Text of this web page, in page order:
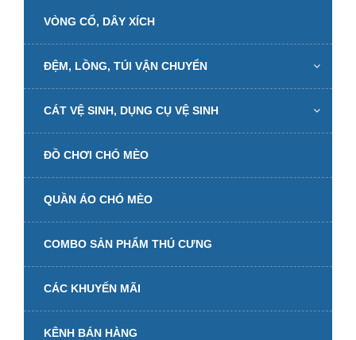
VÒNG CỔ, DÂY XÍCH
ĐỆM, LỒNG, TÚI VẬN CHUYỂN
CÁT VỆ SINH, DỤNG CỤ VỆ SINH
ĐỒ CHƠI CHÓ MÈO
QUẦN ÁO CHÓ MÈO
COMBO SẢN PHẨM THÚ CƯNG
CÁC KHUYẾN MÃI
KÊNH BÁN HÀNG